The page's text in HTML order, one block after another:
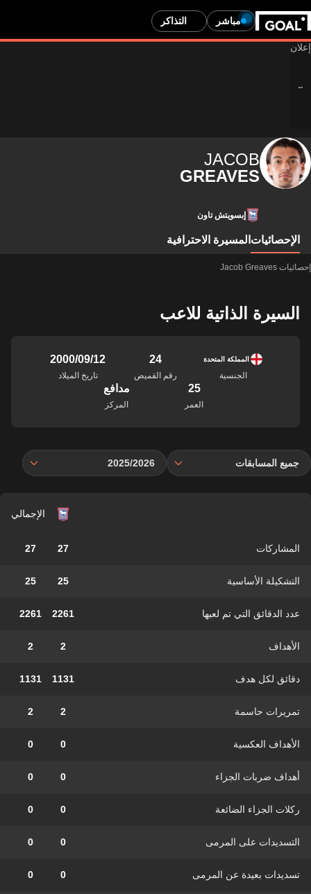
مباشر التذاكر
JACOB
GREAVES
إبسويتش تاون
الإحصائيات المسيرة الاحترافية
إحصائيات Jacob Greaves
السيرة الذاتية للاعب
المملكة المتحدة
الجنسية
24
رقم القميص
12‏/09‏/2000
تاريخ الميلاد
25
العمر
مدافع
المركز
جميع المسابقات 2025/2026
الإجمالي
المشاركات 27
27
التشكيلة الأساسية 25
25
عدد الدقائق التي تم لعبها 2261
2261
الأهداف 2
2
دقائق لكل هدف 1131
1131
تمريرات حاسمة 2
2
الأهداف العكسية 0
0
أهداف ضربات الجزاء 0
0
ركلات الجزاء الضائعة 0
0
التسديدات على المرمى 0
0
تسديدات بعيدة عن المرمى 0
0